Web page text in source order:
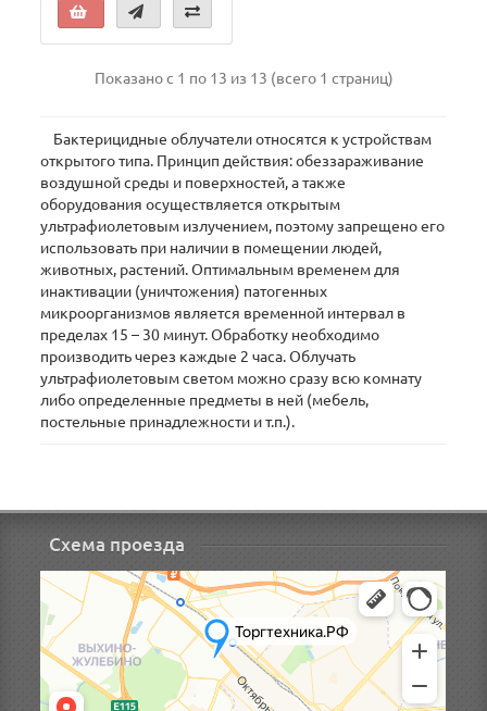
Показано с 1 по 13 из 13 (всего 1 страниц)
Бактерицидные облучатели относятся к устройствам
открытого типа. Принцип действия: обеззараживание
воздушной среды и поверхностей, а также
оборудования осуществляется открытым
ультрафиолетовым излучением, поэтому запрещено его
использовать при наличии в помещении людей,
животных, растений. Оптимальным временем для
инактивации (уничтожения) патогенных
микроорганизмов является временной интервал в
пределах 15 – 30 минут. Обработку необходимо
производить через каждые 2 часа. Облучать
ультрафиолетовым светом можно сразу всю комнату
либо определенные предметы в ней (мебель,
постельные принадлежности и т.п.).
Схема проезда